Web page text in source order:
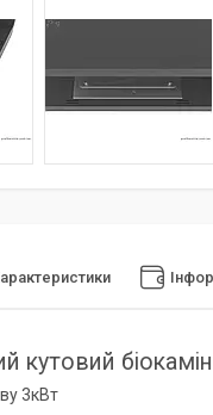
кутовий
3кВт